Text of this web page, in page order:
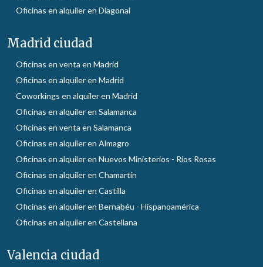
Oficinas en alquiler en Diagonal
Madrid ciudad
Oficinas en venta en Madrid
Oficinas en alquiler en Madrid
Coworkings en alquiler en Madrid
Oficinas en alquiler en Salamanca
Oficinas en venta en Salamanca
Oficinas en alquiler en Almagro
Oficinas en alquiler en Nuevos Ministerios - Ríos Rosas
Oficinas en alquiler en Chamartín
Oficinas en alquiler en Castilla
Oficinas en alquiler en Bernabéu - Hispanoamérica
Oficinas en alquiler en Castellana
Valencia ciudad